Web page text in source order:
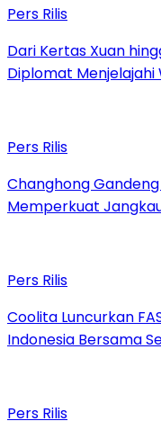
Pers Rilis
Dari Kertas Xuan
Diplomat Menjelajahi
Pers Rilis
Changhong
Memperkuat
Pers Rilis
Coolita Luncurkan
Indonesia Bersama
Pers Rilis